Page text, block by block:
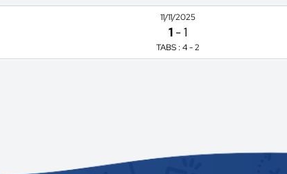
11/11/2025
1 -1
TABS : 4 - 2